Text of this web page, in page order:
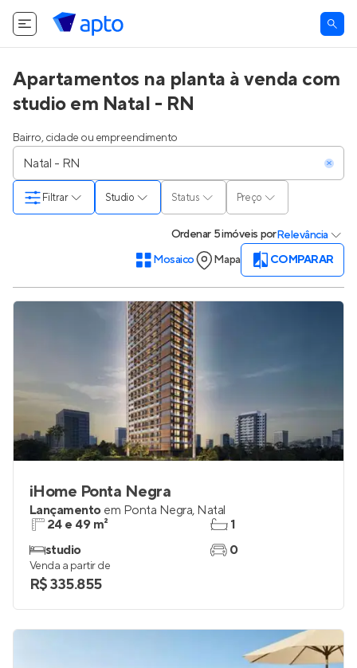
Apartamentos na planta à venda com
studio em Natal - RN
Bairro, cidade ou empreendimento
Studio Status Preço
Filtrar
Ordenar 5 imóveis porRelevância
Mosaico
Mapa COMPARAR
iHome Ponta Negra
Lançamento em Ponta Negra, Natal
24 e 49 m²
studio
1
0
Venda a partir de
R$ 335.855